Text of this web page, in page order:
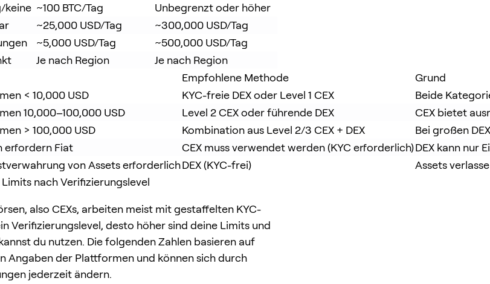
keine ~100 BTC/Tag
Unbegrenzt oder höher
~25,000 USD/Tag
~300,000 USD/Tag
~5,000 USD/Tag
~500,000 USD/Tag
Je nach Region
Je nach Region
Empfohlene Methode
Grund
< 10,000 USD
KYC-freie DEX oder Level 1 CEX
Beide
10,000–100,000 USD
Level 2 CEX oder führende DEX
CEX bietet
> 100,000 USD
Kombination aus Level 2/3 CEX + DEX
Bei großen
erfordern Fiat
CEX muss verwendet werden (KYC erforderlich)DEX kann nur
von Assets erforderlichDEX (KYC-frei)
Assets
Limits nach Verifizierungslevel
also CEXs, arbeiten meist mit gestaffelten KYC-
Verifizierungslevel, desto höher sind deine Limits und
du nutzen. Die folgenden Zahlen basieren auf
Angaben der Plattformen und können sich durch
jederzeit ändern.